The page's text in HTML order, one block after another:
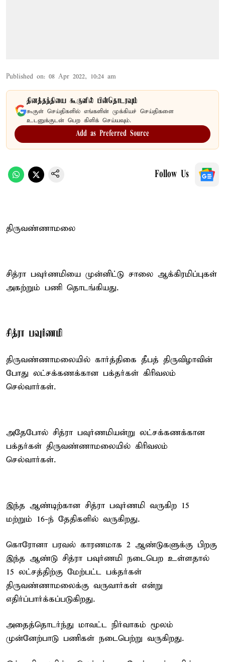
Published on: 08 Apr 2022, 10:24 am
தினத்தந்தியை கூகுளில் பின்தொடரவும்
கூகுள் செய்திகளில் எங்களின் முக்கியச் செய்திகளை
உடனுக்குடன் பெற கிளிக் செய்யவும்.
Add as Preferred Source
Follow Us
திருவண்ணாமலை
சித்ரா பவுர்ணமியை முன்னிட்டு சாலை ஆக்கிரமிப்புகள்
அகற்றும் பணி தொடங்கியது.
சித்ரா பவுர்ணமி
திருவண்ணாமலையில் கார்த்திகை தீபத் திருவிழாவின்
போது லட்சக்கணக்கான பக்தர்கள் கிரிவலம்
செல்வார்கள்.
அதேபோல் சித்ரா பவுர்ணமியன்று லட்சக்கணக்கான
பக்தர்கள் திருவண்ணாமலையில் கிரிவலம்
செல்வார்கள்.
இந்த ஆண்டிற்கான சித்ரா பவுர்ணமி வருகிற 15
மற்றும் 16-ந் தேதிகளில் வருகிறது.
கொரோனா பரவல் காரணமாக 2 ஆண்டுகளுக்கு பிறகு
இந்த ஆண்டு சித்ரா பவுர்ணமி நடைபெற உள்ளதால்
15 லட்சத்திற்கு மேற்பட்ட பக்தர்கள்
திருவண்ணாமலைக்கு வருவார்கள் என்று
எதிர்ப்பார்க்கப்படுகிறது.
அதைத்தொடர்ந்து மாவட்ட நிர்வாகம் மூலம்
முன்னேற்பாடு பணிகள் நடைபெற்று வருகிறது.